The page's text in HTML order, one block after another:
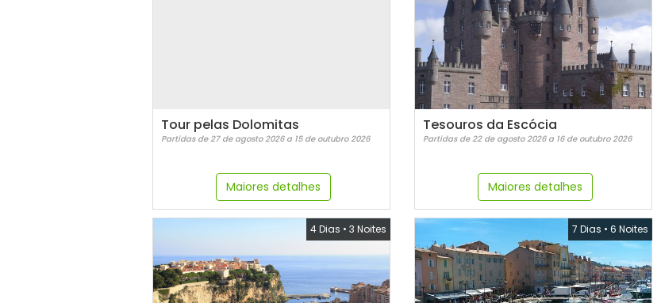
Tour pelas Dolomitas
Partidas de 27 de agosto 2026 a 15 de outubro 2026
Maiores detalhes
Tesouros da Escócia
Partidas de 22 de agosto 2026 a 16 de outubro 2026
Maiores detalhes
4 Dias • 3 Noites 7 Dias • 6 Noites